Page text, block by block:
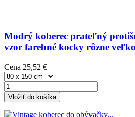
Modrý koberec prateľný
vzor farebné kocky rôzne
Cena 25,52 €
Vložiť do košíka